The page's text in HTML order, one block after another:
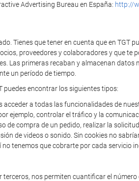
Advertising Bureau en España: http://
Tienes que tener en cuenta que en TGT
proveedores y colaboradores y que te
Las primeras recaban y almacenan datos
un período de tiempo.
puedes encontrar los siguientes tipos:
a todas las funcionalidades de
ejemplo, controlar el tráfico y la
de compra de un pedido, realizar la
de videos o sonido. Sin cookies no
tenemos que cobrarte por cada servicio
nos permiten cuantificar el